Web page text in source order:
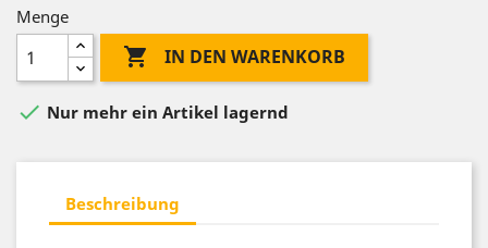
Menge
 IN DEN WARENKORB
 Nur mehr ein Artikel lagernd
Beschreibung